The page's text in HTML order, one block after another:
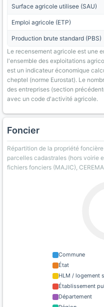
Surface agricole utilisee (SAU)
Emploi agricole (ETP)
Production brute standard (PBS)
Le recensement agricole est une
l'ensemble des exploitations
est un indicateur économique
cheptel (norme Eurostat). Le
des entreprises (section
avec un code d'activité agricole.
Foncier
Répartition de la propriété
parcelles cadastrales (hors voirie
fichiers fonciers (MAJIC),
Commune
État
HLM / logement
Établissement
Département